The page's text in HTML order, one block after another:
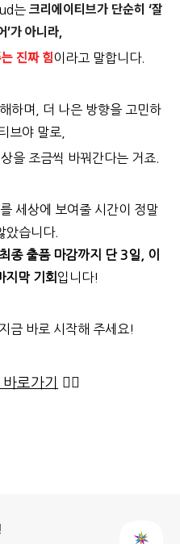
는 크리에이티브가 단순히 ‘잘
’가 아니라,
진짜 힘이라고 말합니다.
하며, 더 나은 방향을 고민하
브야 말로,
을 조금씩 바꿔간다는 거죠.
를 세상에 보여줄 시간이 정말
았습니다.
종 출품 마감까지 단 3일, 이
지막 기회 입니다!
금 바로 시작해 주세요!
로가기 👈🏻